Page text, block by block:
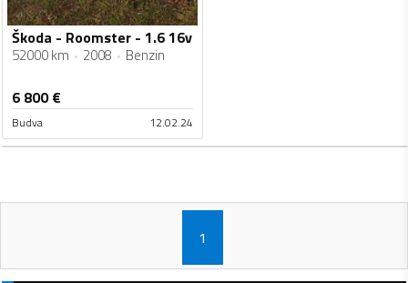
Škoda - Roomster - 1.6 16v
52000 km 2008 Benzin
6 800€
Budva 12.02.24
1